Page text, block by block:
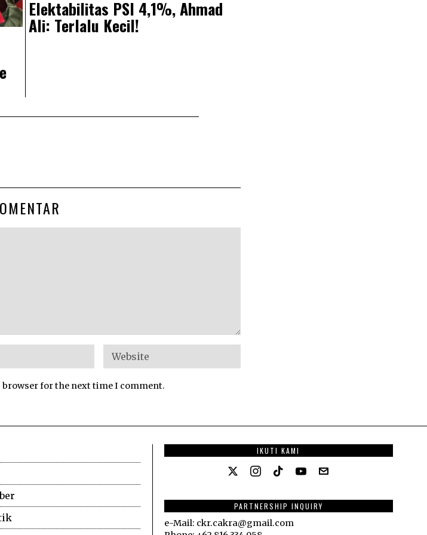
Elektabilitas PSI 4,1%, Ahmad
Ali: Terlalu Kecil!
browser for the next time I comment.
IKUTI KAMI
PARTNERSHIP INQUIRY
e-Mail: ckr.cakra@gmail.com